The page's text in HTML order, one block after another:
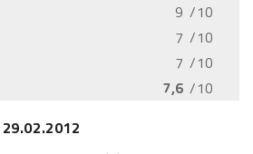
9 /10
7 /10
7 /10
7,6 /10
29.02.2012